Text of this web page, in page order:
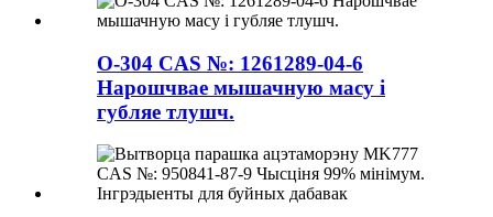
O-304 CAS №: 1261289-04-6
Нарошчвае мышачную масу і
губляе тлушч.